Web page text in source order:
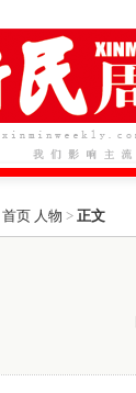
首页 人物 > 正文